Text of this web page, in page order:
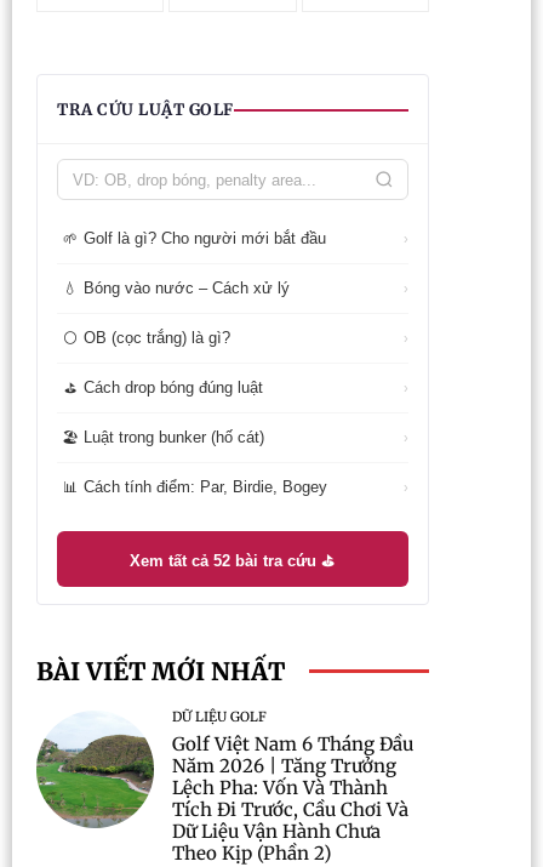
TRA CỨU LUẬT GOLF
🌱 Golf là gì? Cho người mới bắt đầu ›
💧 Bóng vào nước – Cách xử lý ›
⚪ OB (cọc trắng) là gì? ›
⛳ Cách drop bóng đúng luật ›
🏖️ Luật trong bunker (hố cát) ›
📊 Cách tính điểm: Par, Birdie, Bogey ›
Xem tất cả 52 bài tra cứu ⛳
BÀI VIẾT MỚI NHẤT
DỮ LIỆU GOLF
Golf Việt Nam 6 Tháng Đầu
Năm 2026 | Tăng Trưởng
Lệch Pha: Vốn Và Thành
Tích Đi Trước, Cầu Chơi Và
Dữ Liệu Vận Hành Chưa
Theo Kịp (Phần 2)